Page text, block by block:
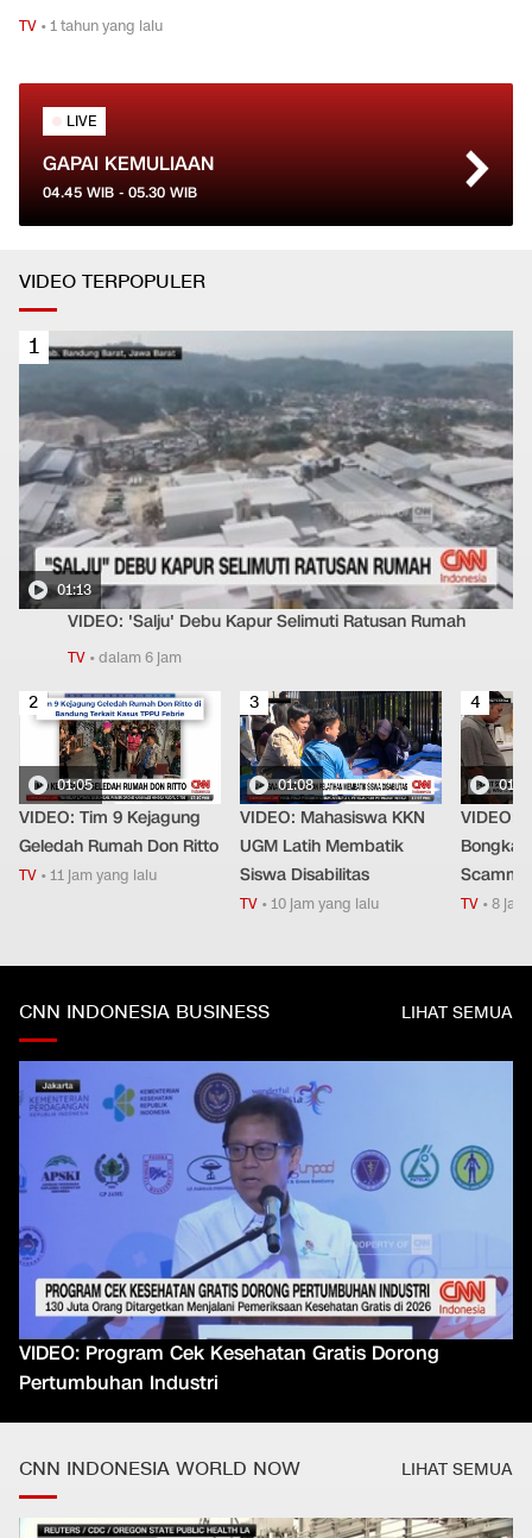
TV •1 tahun yang lalu
LIVE
GAPAI KEMULIAAN
04.45 WIB - 05.30 WIB
VIDEO TERPOPULER
1
01:13
VIDEO: 'Salju' Debu Kapur Selimuti Ratusan Rumah
TV•dalam 6 jam
2
01:05
VIDEO: Tim 9 Kejagung
Geledah Rumah Don Ritto
TV • 11 jam yang lalu
3
01:08
VIDEO: Mahasiswa KKN
UGM Latih Membatik
Siswa Disabilitas
TV • 10 jam yang lalu
4
VIDEO:
Bongkar
TV •8
CNN INDONESIA BUSINESS LIHAT SEMUA
VIDEO: Program Cek Kesehatan Gratis Dorong
Pertumbuhan Industri
CNN INDONESIA WORLD NOW LIHAT SEMUA